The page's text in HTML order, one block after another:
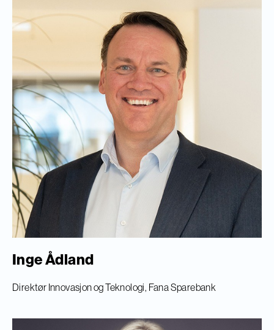
Inge Ådland
Direktør Innovasjon og Teknologi, Fana Sparebank